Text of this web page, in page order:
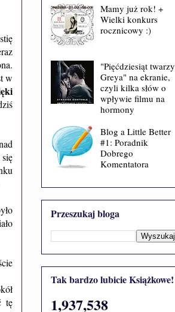
w
tę
Mamy już rok! +
Wielki konkurs
rocznicowy :)
"Pięćdziesiąt twarzy
Greya" na ekranie,
czyli kilka słów o
wpływie filmu na
hormony
Blog a Little Better
#1: Poradnik
Dobrego
Komentatora
Przeszukaj bloga
Tak bardzo lubicie Książkowe!
1,937,538